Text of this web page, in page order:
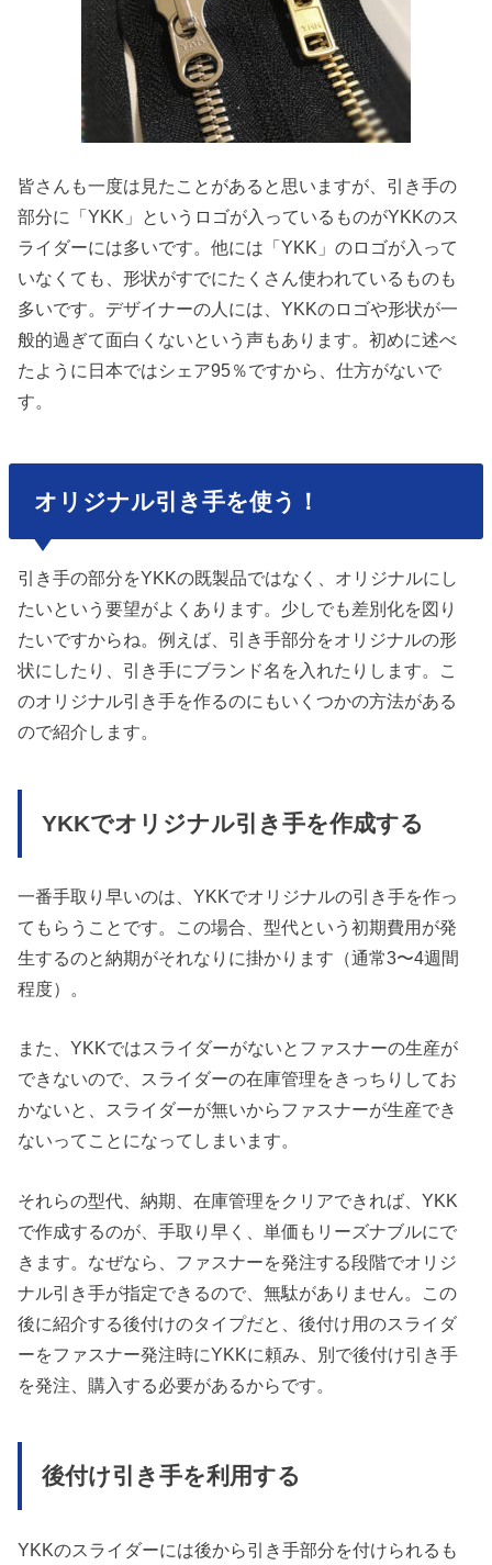
皆さんも一度は見たことがあると思いますが、引き手の
部分に「YKK」というロゴが入っているものがYKKのス
ライダーには多いです。他には「YKK」のロゴが入って
いなくても、形状がすでにたくさん使われているものも
多いです。デザイナーの人には、YKKのロゴや形状が一
般的過ぎて面白くないという声もあります。初めに述べ
たように日本ではシェア95％ですから、仕方がないで
す。
オリジナル引き手を使う！
引き手の部分をYKKの既製品ではなく、オリジナルにし
たいという要望がよくあります。少しでも差別化を図り
たいですからね。例えば、引き手部分をオリジナルの形
状にしたり、引き手にブランド名を入れたりします。こ
のオリジナル引き手を作るのにもいくつかの方法がある
ので紹介します。
YKKでオリジナル引き手を作成する
一番手取り早いのは、YKKでオリジナルの引き手を作っ
てもらうことです。この場合、型代という初期費用が発
生するのと納期がそれなりに掛かります（通常3〜4週間
程度）。
また、YKKではスライダーがないとファスナーの生産が
できないので、スライダーの在庫管理をきっちりしてお
かないと、スライダーが無いからファスナーが生産でき
ないってことになってしまいます。
それらの型代、納期、在庫管理をクリアできれば、YKK
で作成するのが、手取り早く、単価もリーズナブルにで
きます。なぜなら、ファスナーを発注する段階でオリジ
ナル引き手が指定できるので、無駄がありません。この
後に紹介する後付けのタイプだと、後付け用のスライダ
ーをファスナー発注時にYKKに頼み、別で後付け引き手
を発注、購入する必要があるからです。
後付け引き手を利用する
YKKのスライダーには後から引き手部分を付けられるも